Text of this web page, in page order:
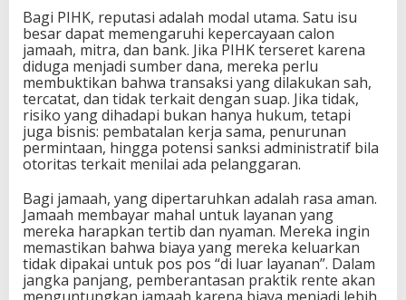
Bagi PIHK, reputasi adalah modal utama. Satu isu
besar dapat memengaruhi kepercayaan calon
jamaah, mitra, dan bank. Jika PIHK terseret karena
diduga menjadi sumber dana, mereka perlu
membuktikan bahwa transaksi yang dilakukan sah,
tercatat, dan tidak terkait dengan suap. Jika tidak,
risiko yang dihadapi bukan hanya hukum, tetapi
juga bisnis: pembatalan kerja sama, penurunan
permintaan, hingga potensi sanksi administratif bila
otoritas terkait menilai ada pelanggaran.
Bagi jamaah, yang dipertaruhkan adalah rasa aman.
Jamaah membayar mahal untuk layanan yang
mereka harapkan tertib dan nyaman. Mereka ingin
memastikan bahwa biaya yang mereka keluarkan
tidak dipakai untuk pos pos “di luar layanan”. Dalam
jangka panjang, pemberantasan praktik rente akan